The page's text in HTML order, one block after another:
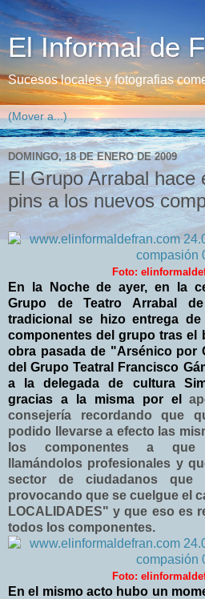
El Informal de
Sucesos locales y fotografias
DOMINGO, 18 DE ENERO DE 2009
El Grupo Arrabal hace
pins a los nuevos
Foto:
En la Noche de ayer, en la
Grupo de Teatro Arrabal
tradicional se hizo entrega
componentes del grupo tras el
obra pasada de "Arsénico por
del Grupo Teatral Francisco
a la delegada de cultura
gracias a la misma por el
consejería recordando que
podido llevarse a efecto las
los componentes a que
llamándolos profesionales y
sector de ciudadanos que
provocando que se cuelgue el
LOCALIDADES" y que eso es
todos los componentes.
Foto:
En el mismo acto hubo un